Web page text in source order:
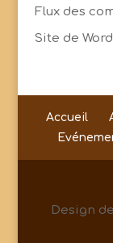
Flux des
Site de
Accueil
Design de